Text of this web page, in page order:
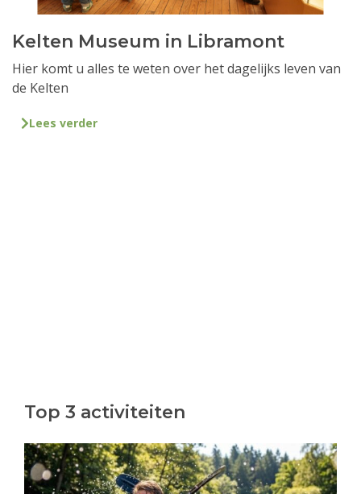
Kelten Museum in Libramont
Hier komt u alles te weten over het dagelijks leven van
de Kelten
Lees verder
Top 3 activiteiten